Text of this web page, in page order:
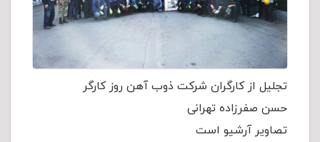
تجلیل از کارگران شرکت ذوب آهن روز کارگر
حسن صفرزاده تهرانی
تصاویر آرشیو است